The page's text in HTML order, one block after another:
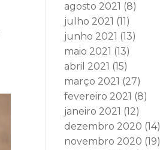
agosto 2021 (8)
julho 2021 (11)
junho 2021 (13)
maio 2021 (13)
abril 2021 (15)
março 2021 (27)
fevereiro 2021 (8)
janeiro 2021 (12)
dezembro 2020 (14)
novembro 2020 (19)